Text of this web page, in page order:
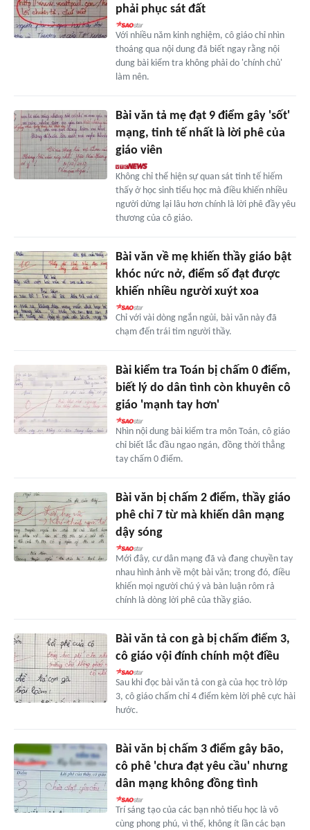
phải phục sát đất
Với nhiều năm kinh nghiệm, cô giáo chỉ nhìn
thoáng qua nội dung đã biết ngay rằng nội
dung bài kiểm tra không phải do 'chính chủ'
làm nên.
Bài văn tả mẹ đạt 9 điểm gây 'sốt'
mạng, tinh tế nhất là lời phê của
giáo viên
Không chỉ thể hiện sự quan sát tinh tế hiếm
thấy ở học sinh tiểu học mà điều khiến nhiều
người dừng lại lâu hơn chính là lời phê đầy yêu
thương của cô giáo.
Bài văn về mẹ khiến thầy giáo bật
khóc nức nở, điểm số đạt được
khiến nhiều người xuýt xoa
Chỉ với vài dòng ngắn ngủi, bài văn này đã
chạm đến trái tim người thầy.
Bài kiểm tra Toán bị chấm 0 điểm,
biết lý do dân tình còn khuyên cô
giáo 'mạnh tay hơn'
Nhìn nội dung bài kiểm tra môn Toán, cô giáo
chỉ biết lắc đầu ngao ngán, đồng thời thẳng
tay chấm 0 điểm.
Bài văn bị chấm 2 điểm, thầy giáo
phê chỉ 7 từ mà khiến dân mạng
dậy sóng
Mới đây, cư dân mạng đã và đang chuyền tay
nhau hình ảnh về một bài văn; trong đó, điều
khiến mọi người chú ý và bàn luận rôm rả
chính là dòng lời phê của thầy giáo.
Bài văn tả con gà bị chấm điểm 3,
cô giáo vội đính chính một điều
Sau khi đọc bài văn tả con gà của học trò lớp
3, cô giáo chấm chỉ 4 điểm kèm lời phê cực hài
hước.
Bài văn bị chấm 3 điểm gây bão,
cô phê 'chưa đạt yêu cầu' nhưng
dân mạng không đồng tình
Trí sáng tạo của các bạn nhỏ tiểu học là vô
cùng phong phú, vì thế, không ít lần các bạn